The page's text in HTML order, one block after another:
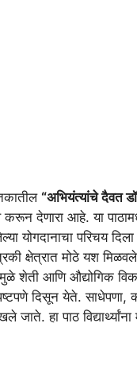
“अभियंत्यांचे दैवत
देणारा आहे. या
योगदानाचा परिचय
क्षेत्रात मोठे यश
शेती आणि औद्योगिक
दिसून येते. साधेपणा,
हा पाठ